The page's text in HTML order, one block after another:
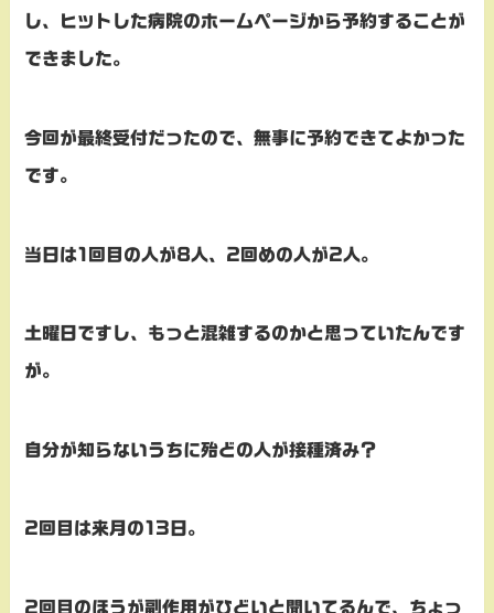
し、ヒットした病院のホームページから予約することが
できました。
今回が最終受付だったので、無事に予約できてよかった
です。
当日は1回目の人が8人、2回めの人が2人。
土曜日ですし、もっと混雑するのかと思っていたんです
が。
自分が知らないうちに殆どの人が接種済み？
2回目は来月の13日。
2回目のほうが副作用がひどいと聞いてるんで、ちょっ